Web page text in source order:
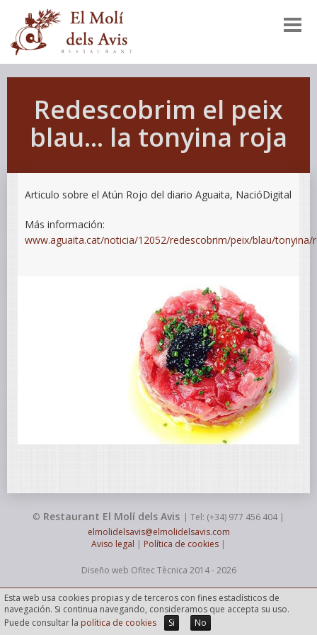
Redescobrim el peix
blau... la tonyina roja
Articulo sobre el Atún Rojo del diario Aguaita, NacióDigital
Más información:
www.aguaita.cat/noticia/12052/redescobrim/peix/blau/tonyina/
© Restaurant El Molí dels Avis | Tel: (+34) 977 456 404 |
elmolidelsavis@elmolidelsavis.com
Aviso legal | Política de cookies |
Diseño web Ofitec Tècnica 2014 - 2026
Esta web usa cookies propias y de terceros con fines estadísticos de
navegación. Si continua navegando, consideramos que accepta su uso.
Puede consultar la política de cookies Si No